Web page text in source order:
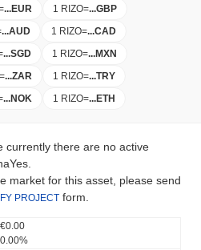
...EUR 1 RIZO=...GBP
...AUD 1 RIZO=...CAD
...SGD 1 RIZO=...MXN
=...ZAR 1 RIZO=...TRY
...NOK 1 RIZO=...ETH
currently there are no active
market for this asset, please send
PROJECT form.
€0.00
0.00%